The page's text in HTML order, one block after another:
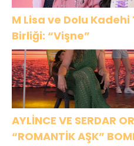
M Lisa ve Dolu
Birliği: “Vişne”
AYLİNCE VE SERDAR
“ROMANTİK AŞK”